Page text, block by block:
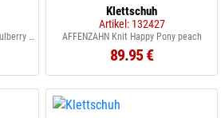
TROLLKIDS Flekke f Jord Hiker mulberry black
Klettschuh
Artikel: 132427
AFFENZAHN Knit Happy Pony peach
89.95 €